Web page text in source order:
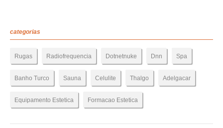
categorias
Rugas Radiofrequencia Dotnetnuke Dnn Spa
Banho Turco Sauna Celulite Thalgo Adelgacar
Equipamento Estetica Formacao Estetica